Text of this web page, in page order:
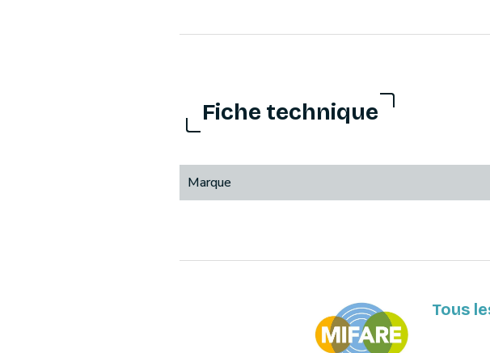
Fiche technique
Marque
Tous